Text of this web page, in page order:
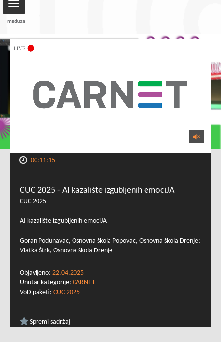
Toggle
navigation
00:11:15
CUC 2025 - AI kazalište izgubljenih emociJA
CUC 2025
AI kazalište izgubljenih emociJA
Goran Podunavac, Osnovna škola Popovac, Osnovna škola Drenje;
Vlatka Štrk, Osnovna škola Drenje
Objavljeno: 22.04.2025
Unutar kategorije: CARNET
VoD paketi: CUC 2025
Spremi sadržaj